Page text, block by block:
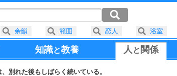
知識と教養 人と 関係
別れた後もしばらく続いている。
余韻 範囲 恋人 浴室